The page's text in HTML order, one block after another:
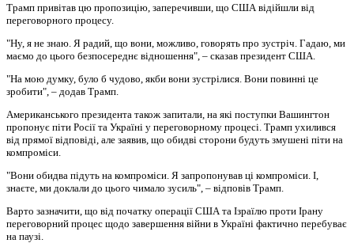
Трамп привітав цю пропозицію, заперечивши, що США відійшли від
переговорного процесу.
"Ну, я не знаю. Я радий, що вони, можливо, говорять про зустріч. Гадаю, ми
маємо до цього безпосереднє відношення", – сказав президент США.
"На мою думку, було б чудово, якби вони зустрілися. Вони повинні це
зробити", – додав Трамп.
Американського президента також запитали, на які поступки Вашингтон
пропонує піти Росії та Україні у переговорному процесі. Трамп ухилився
від прямої відповіді, але заявив, що обидві сторони будуть змушені піти на
компроміси.
"Вони обидва підуть на компроміси. Я запропонував ці компроміси. І,
знаєте, ми доклали до цього чимало зусиль", – відповів Трамп.
Варто зазначити, що від початку операції США та Ізраїлю проти Ірану
переговорний процес щодо завершення війни в Україні фактично перебуває
на паузі.